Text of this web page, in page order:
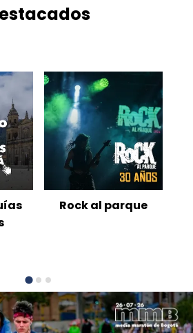
Rock al parque